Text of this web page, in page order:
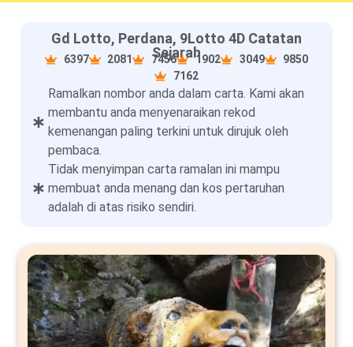
Gd Lotto, Perdana, 9Lotto 4D Catatan
Sejarah
6397 2081 7456 1902 3049
9850
7162
Ramalkan nombor anda dalam carta. Kami akan
membantu anda menyenaraikan rekod
kemenangan paling terkini untuk dirujuk oleh
pembaca.
Tidak menyimpan carta ramalan ini mampu
membuat anda menang dan kos pertaruhan
adalah di atas risiko sendiri.